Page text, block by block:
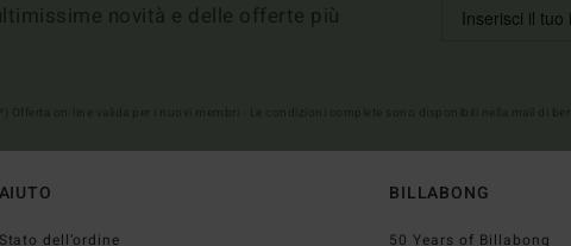
novità e delle offerte più
AIUTO
Stato dell’ordine
BILLABONG
50 Years of Billabong